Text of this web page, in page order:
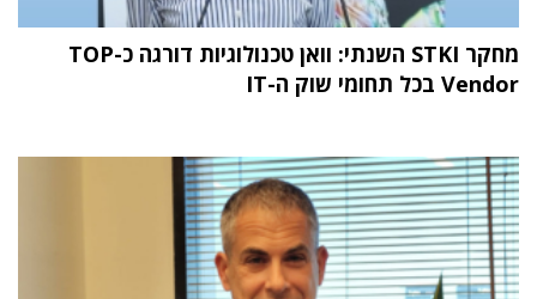
מחקר STKI השנתי: וואן טכנולוגיות דורגה כ-TOP
Vendor בכל תחומי שוק ה-IT